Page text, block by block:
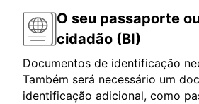
O seu passaporte
cidadão (BI)
Documentos de identificação
Também será necessário um
identificação adicional, como